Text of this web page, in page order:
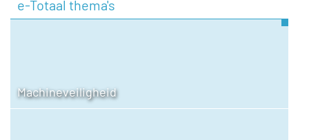
e-Totaal thema's
Machineveiligheid